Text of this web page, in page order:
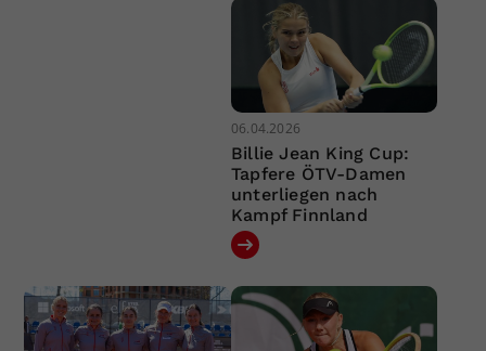
06.04.2026
Billie Jean King Cup:
Tapfere ÖTV-Damen
unterliegen nach
Kampf Finnland